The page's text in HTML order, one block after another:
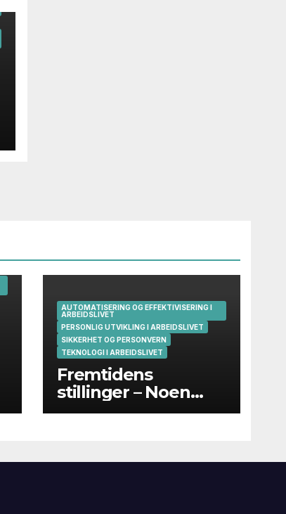
AUTOMATISERING OG EFFEKTIVISERING I
ARBEIDSLIVET
PERSONLIG UTVIKLING I ARBEIDSLIVET
SIKKERHET OG PERSONVERN
TEKNOLOGI I ARBEIDSLIVET
Fremtidens
stillinger – Noen
eksempler